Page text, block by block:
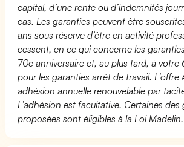
capital, d’une rente ou d’indemnités
cas. Les garanties peuvent être
ans sous réserve d’être en activité
cessent, en ce qui concerne les
70e anniversaire et, au plus tard, à votre
pour les garanties arrêt de travail. L’offre
adhésion annuelle renouvelable par
L’adhésion est facultative. Certaines des
proposées sont éligibles à la Loi Madelin.